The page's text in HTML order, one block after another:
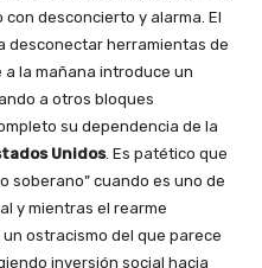
desconcierto y alarma. El
desconectar herramientas de
la mañana introduce un
a otros bloques
su dependencia de la
Unidos. Es patético que
soberano” cuando es uno de
y mientras el rearme
ostracismo del que parece
inversión social hacia